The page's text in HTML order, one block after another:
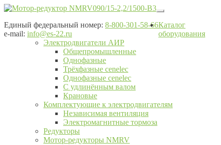
Перейти
навигации
Перейти
содержимому
Единый федеральный номер: 8-800-301-58-66
e-mail: info@es-22.ru
Каталог
оборудования
Электродвигатели АИР
Общепромышленные
Однофазные
Трёхфазные cenelec
Однофазные cenelec
С удлинённым валом
Крановые
Комплектующие к электродвигателям
Независимая вентиляция
Электромагнитные тормоза
Редукторы
Мотор-редукторы NMRV